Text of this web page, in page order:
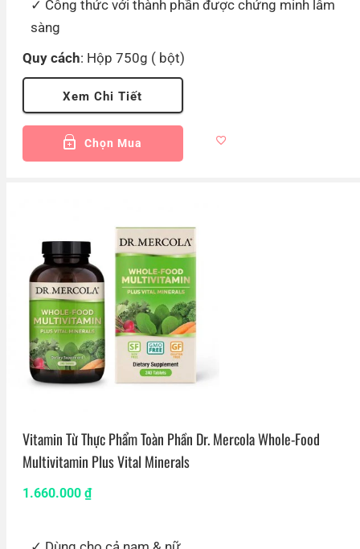
Công thức với thành phần được chứng minh lâm
sàng
Quy cách: Hộp 750g ( bột)
Xem Chi Tiết
Chọn Mua
Vitamin Từ Thực Phẩm Toàn Phần Dr. Mercola Whole-Food
Multivitamin Plus Vital Minerals
1.660.000 ₫